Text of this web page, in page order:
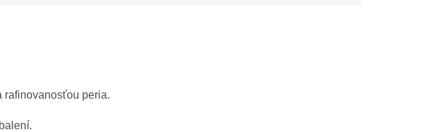
rafinovanosťou peria.
balení.